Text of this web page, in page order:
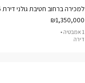
למכירה ברחוב חטיבת גולני דירת 3.5 חדרים
₪1,350,000
1 אמבטיה •
דירה